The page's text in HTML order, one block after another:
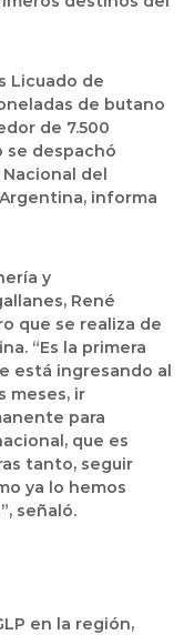
Licuado de
de butano
de 7.500
se despachó
del
informa
y
René
que se realiza de
“Es la primera
está ingresando al
meses, ir
para
que es
tanto, seguir
ya lo hemos
señaló.
en la región,